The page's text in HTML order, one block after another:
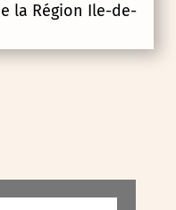
la Région Ile-de-